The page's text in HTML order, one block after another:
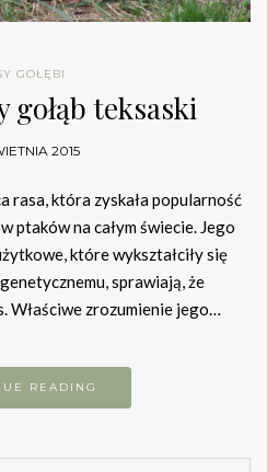
GOŁĘBI
gołąb teksaski
2015
rasa, która zyskała popularność
ptaków na całym świecie. Jego
które wykształciły się
sprawiają, że
Właściwe zrozumienie jego…
READING